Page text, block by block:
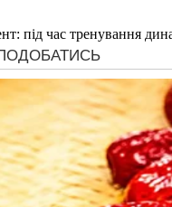
під час тренування